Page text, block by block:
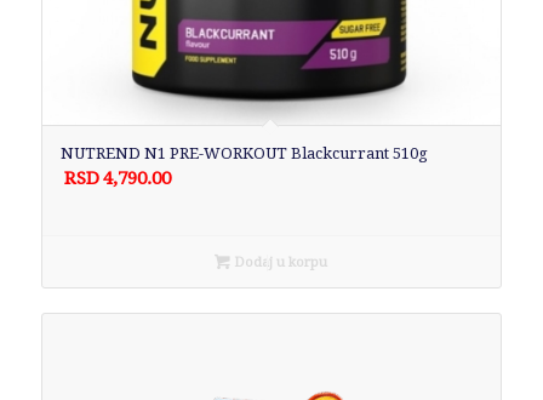
NUTREND N1 PRE-WORKOUT Blackcurrant 510g
RSD4,790.00
Dodaj u korpu